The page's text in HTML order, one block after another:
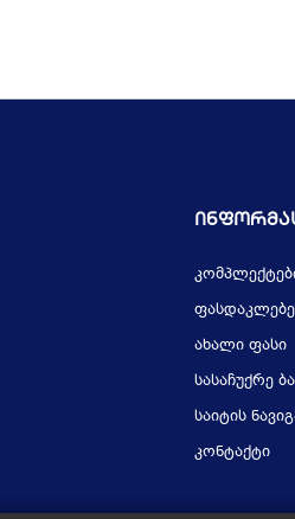
ახალი ფასი
სასაჩუქრე
საიტის
კონტაქტი